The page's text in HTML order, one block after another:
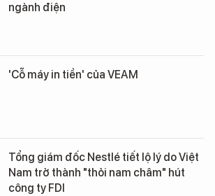
ngành điện
'Cỗ máy in tiền' của VEAM
Tổng giám đốc Nestlé tiết lộ lý do Việt
Nam trở thành "thỏi nam châm" hút
công ty FDI